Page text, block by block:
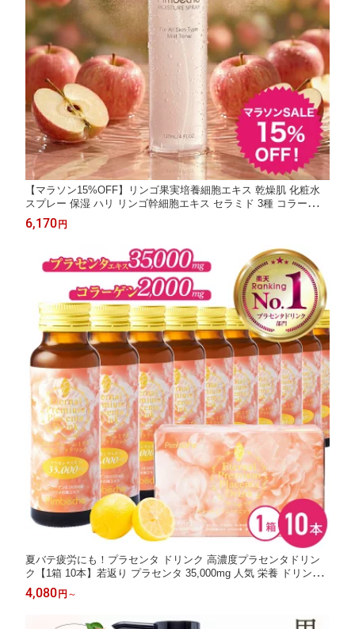
【マラソン15%OFF】リンゴ果実培養細胞エキス 乾燥肌 化粧水
スプレー 保湿 ハリ リンゴ幹細胞エキス セラミド 3種 コラーゲン
エラスチン 無香料 旧指定成分無配合 アルコールフリー 敏感肌 1
20mL 30代 40代 50代 60代 ギフト
6,170円
夏バテ疲労にも！プラセンタ ドリンク 高濃度プラセンタドリン
ク【1箱 10本】若返り プラセンタ 35,000mg 人気 栄養 ドリンク
美容ドリンク コラーゲン ヒアルロン酸 セラミド エターナル プラ
センタ サプリメント ランキング プレゼント ギフト 誕生日
4,080円 ～